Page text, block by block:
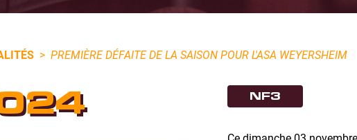
> PREMIÈRE DÉFAITE DE LA SAISON POUR L'ASA WEYERSHEIM
NF3